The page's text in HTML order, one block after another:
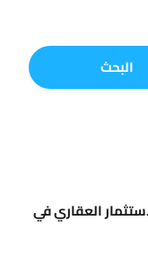
البحث
العقاري في